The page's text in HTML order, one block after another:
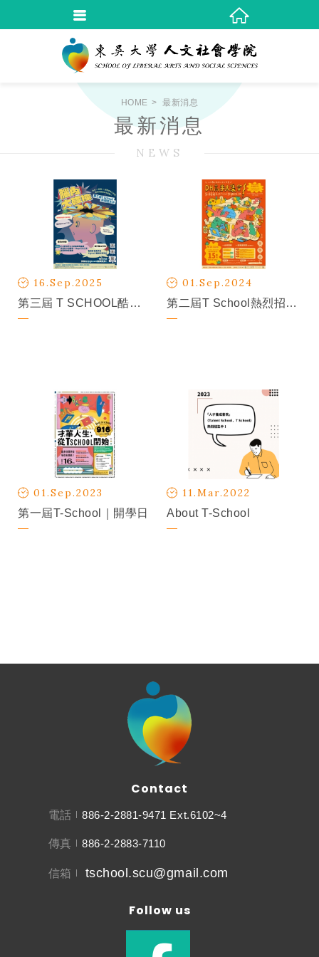
HOME 最新消息
最新消息
NEWS
16.Sep.2025
第三屆 T SCHOOL酷學生 招募中！
01.Sep.2024
第二屆T School熱烈招生中
01.Sep.2023
第一屆T-School｜開學日
11.Mar.2022
About T-School
Contact
電話 886-2-2881-9471 Ext.6102~4
傳真 886-2-2883-7110
信箱 tschool.scu@gmail.com
Follow us